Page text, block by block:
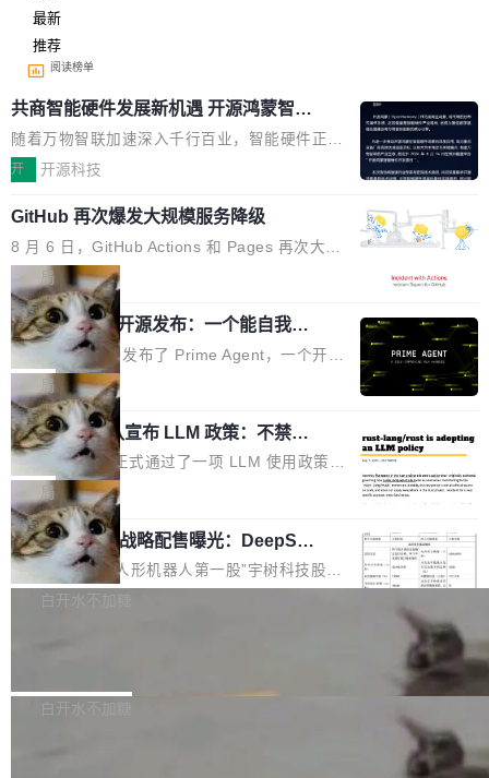
最新
推荐
阅读榜单
共商智能硬件发展新机遇 开源鸿蒙智能
硬件开发者日杭州站即将举行
随着万物智联加速深入千行百业，智能硬件正从
单点设备迈向智能化、网联化、协同化发展。作
鸿蒙通过统一技术底座和分布式能力，为不同类
型智能设备的开发、连接与互联提供关键支撑，
也为产业链企业探索产品创新与商业增长打开新
的空间。 8月14日，开源鸿蒙智能硬件开发者日
（OHDD：OpenHarmony Hardware Develope
r Day）将在杭州启航。活动面向智能硬件产业
链企业和开发者，邀请行业专家与资深技术顾
问，围绕开源鸿蒙技术能力、设备适配、芯片适
配、功耗与稳定性调优、兼容性测评及统一互联
等内容展开系统讲解和实战交流，帮助企业进一
步了解开源鸿蒙在智能...
开 开源科技
GitHub 再次爆发大规模服务降级
8 月 6 日，GitHub Actions 和 Pages 再次大规
模服务降级，Actions 完全不可用超过 5 小时，
webhook 停发，连自托管 runner 也因调度层故
障无法工作。Pages、Copilot code review、C
opilot coding agent 全部受影响。从检测到完全
恢复，大约 12 小时。 这是 2026 年 8 月的第六
起事故，其中四起与 AI/Copilot 服务相关。 Git
Hub 员工 kdaigle 在 HN 讨论中贴出了一组数
据：2025 年全年 10 亿次 commit。现在，每周
2.75 亿次，全年预计 140 亿次。GitHub...
局
Prime Agent 开源发布：一个能自我改
进的编程 Agent，ARC-AGI 3 超越人类
专家基线
Prime Intellect 发布了 Prime Agent，一个开源
的编程 Agent Harness，核心设计围绕两个抽
象：Recursive Language Model（RLM）和 C
ontinual Harness。在 ARC-AGI 3 基准测试
上，Prime Agent + Opus 5 的组合达到了 95.
5% RHAE Best@1，超过了 ARC 报告的人类专
家基线 95.4%。 不是又一个 coding agent 包装
器 Prime Agent 的架构和市面上大多数 coding
agent 有本质区别。大多数 agent harness 的设
计是基于早期模型的能力—...
局
Rust 项目团队宣布 LLM 政策：不禁
止，但你要承认哪些代码不是你写的
Rust 语言项目正式通过了一项 LLM 使用政策，
覆盖 rust-lang/rust 单一仓库的代码贡献。这不
是项目级别的官方立场，目前由五个团队采纳，
但它可能是主流开源项目中关于 AI 辅助贡献最
细致的一份规则。 政策的核心只有一句话：LLM
可以用来分析、提炼、审阅、建议，但不能用来
不得生成涉及安全性的关键变更，除非作者本身
局
宇树科技 IPO 战略配售曝光：DeepSe
ek 获配 93.3 万股，锁定 36 个月
8月6日晚间，“人形机器人第一股”宇树科技股份
有限公司披露IPO发行价格及战略配售结果，杭
36个月。 公告显示，本次宇树科技战略配售对
白开水不加糖
Bug fixes and enhancements 修复多次传递同
白开水不加糖